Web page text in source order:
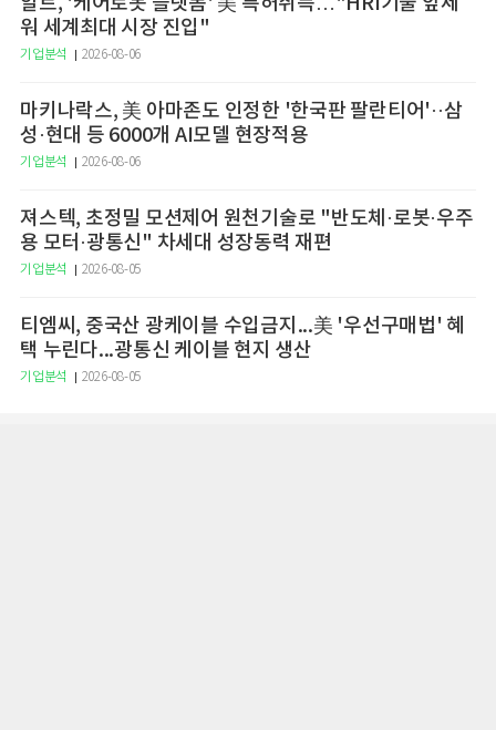
워 세계최대 시장 진입"
기업분석 2026-08-06
마키나락스, 美 아마존도 인정한 '한국판 팔란티어'··삼
성·현대 등 6000개 AI모델 현장적용
기업분석 2026-08-06
져스텍, 초정밀 모션제어 원천기술로 "반도체·로봇·우주
용 모터·광통신" 차세대 성장동력 재편
기업분석 2026-08-05
티엠씨, 중국산 광케이블 수입금지...美 '우선구매법' 혜
택 누린다...광통신 케이블 현지 생산
기업분석 2026-08-05